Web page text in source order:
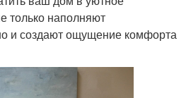
только наполняют
и создают ощущение комфорта